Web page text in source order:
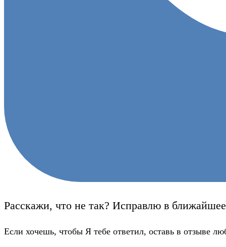
Расскажи, что не так? Исправлю в
Если хочешь, чтобы Я тебе ответил, оставь в отзыве